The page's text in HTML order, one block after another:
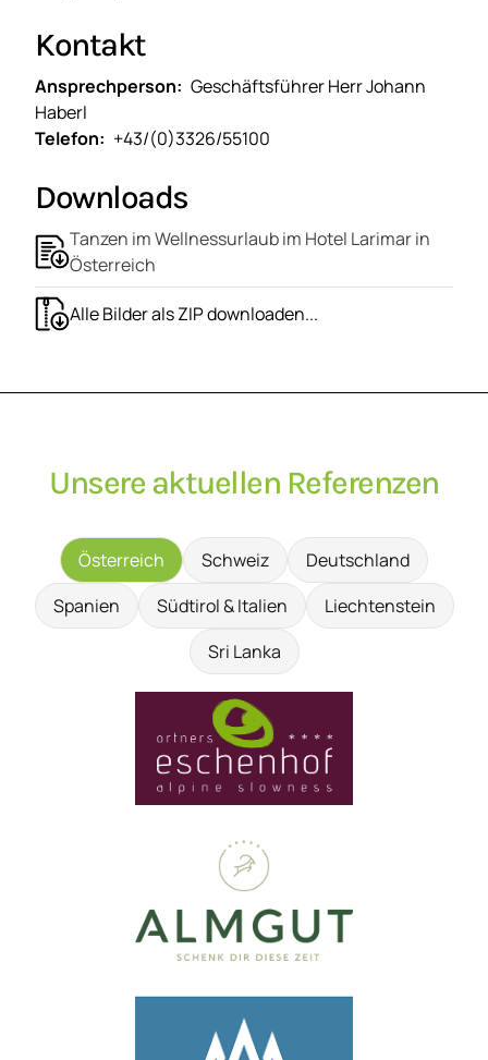
Kontakt
Ansprechperson
Geschäftsführer Herr Johann
Haberl
Telefon
+43/(0)3326/55100
Downloads
Tanzen im Wellnessurlaub im Hotel Larimar in
Österreich
Alle Bilder als ZIP downloaden...
Unsere aktuellen Referenzen
Österreich Schweiz
Deutschland
Spanien
Südtirol & Italien
Liechtenstein
Sri Lanka